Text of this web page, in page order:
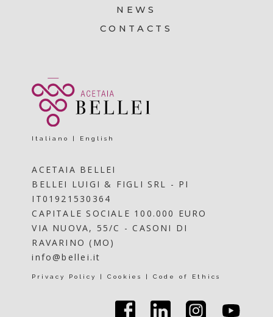
NEWS
CONTACTS
Italiano | English
ACETAIA BELLEI
BELLEI LUIGI & FIGLI SRL - PI
IT01921530364
CAPITALE SOCIALE 100.000 EURO
VIA NUOVA, 55/C - CASONI DI
RAVARINO (MO)
info@bellei.it
Privacy Policy | Cookies |Code of Ethics